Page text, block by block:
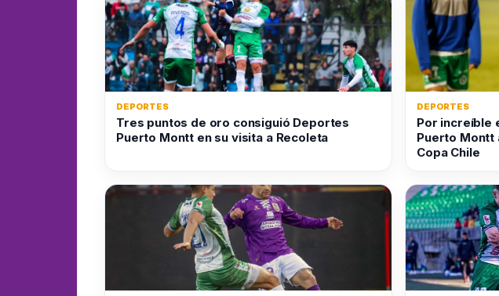
DEPORTES
Tres puntos de oro consiguió Deportes
Puerto Montt en su visita a Recoleta
DEPORTES
Por increíble
Puerto Montt
Copa Chile